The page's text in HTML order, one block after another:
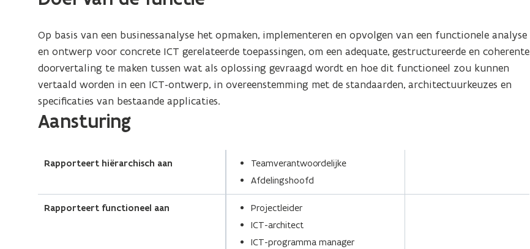
Op basis van een businessanalyse het opmaken, implementeren en opvolgen van een functionele analyse
en ontwerp voor concrete ICT gerelateerde toepassingen, om een adequate, gestructureerde en coherente
doorvertaling te maken tussen wat als oplossing gevraagd wordt en hoe dit functioneel zou kunnen
vertaald worden in een ICT-ontwerp, in overeenstemming met de standaarden, architectuurkeuzes en
specificaties van bestaande applicaties.
Aansturing
(Scroll
links)
(Scroll
rechts)
Rapporteert hiërarchisch aan
Teamverantwoordelijke
Afdelingshoofd
Rapporteert functioneel aan
Projectleider
ICT-architect
ICT-programma manager